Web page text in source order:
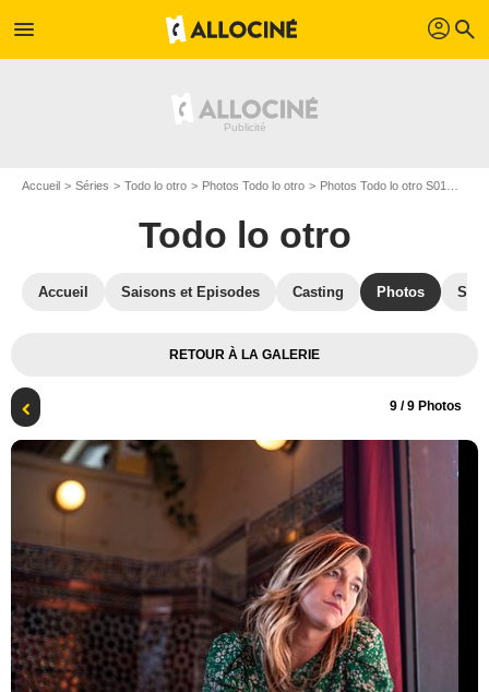
menu profil search
Accueil Séries Todo lo otro Photos Todo lo otro Photos Todo lo otro S01
Todo lo otro
Accueil Saisons et Episodes Casting Photos
RETOUR À LA GALERIE
9 / 9 Photos